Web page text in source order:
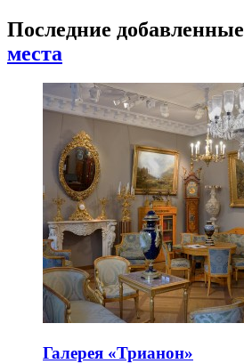
Последние добавленные
места
Галерея «Трианон»